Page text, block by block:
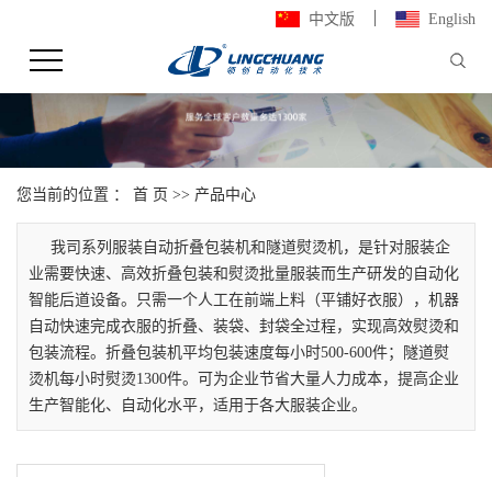
中文版 English
您当前的位置 ： 首 页 >> 产品中心
我司系列服装自动折叠包装机和隧道熨烫机，是针对服装企
业需要快速、高效折叠包装和熨烫批量服装而生产研发的自动化
智能后道设备。只需一个人工在前端上料（平铺好衣服），机器
自动快速完成衣服的折叠、装袋、封袋全过程，实现高效熨烫和
包装流程。折叠包装机平均包装速度每小时500-600件；隧道熨
烫机每小时熨烫1300件。可为企业节省大量人力成本，提高企业
生产智能化、自动化水平，适用于各大服装企业。